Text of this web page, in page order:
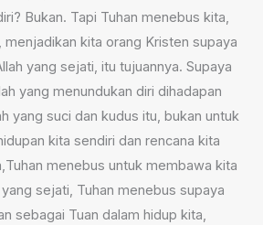
Bukan. Tapi Tuhan menebus kita,
kita orang Kristen supaya
yang sejati, itu tujuannya. Supaya
yang menundukan diri dihadapan
yang suci dan kudus itu, bukan untuk
kita sendiri dan rencana kita
menebus untuk membawa kita
sejati, Tuhan menebus supaya
sebagai Tuan dalam hidup kita,